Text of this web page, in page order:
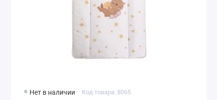
Нет в наличии Код товара: 8065